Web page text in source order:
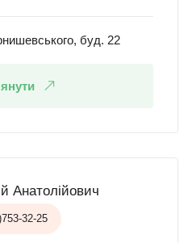
буд. 22
Анатолійович
32-25